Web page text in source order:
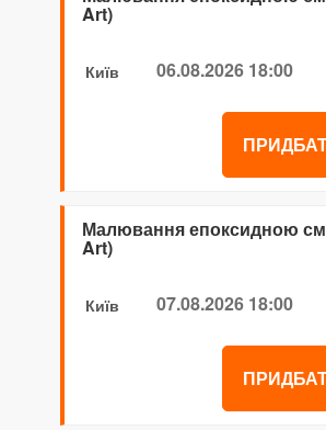
Art)
Київ 06.08.2026 18:00
Малювання епоксидною
Art)
Київ 07.08.2026 18:00